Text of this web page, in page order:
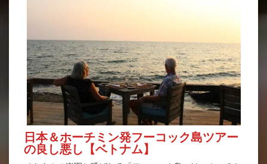
日本＆ホーチミン発フーコック島ツアー
の良し悪し【ベトナム】